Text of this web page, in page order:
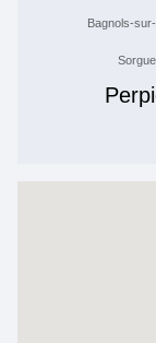
Bagnols-